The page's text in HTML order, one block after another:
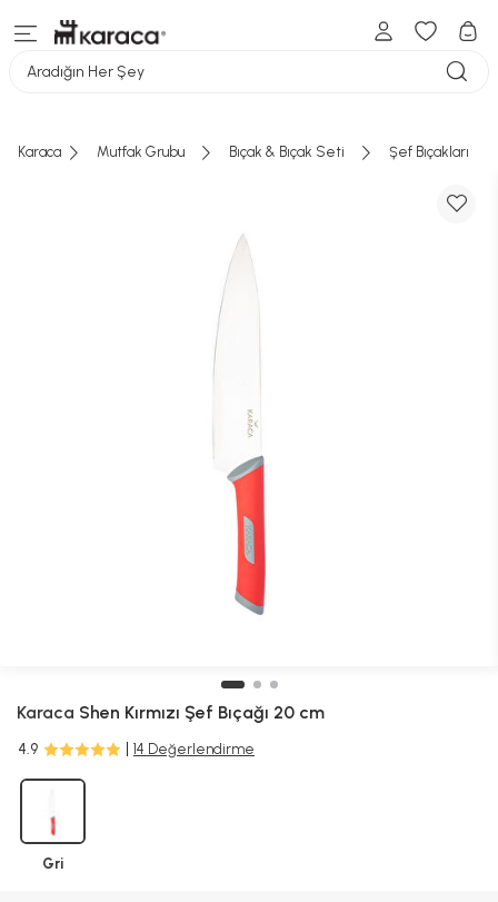
Aradığın Her Şey
Karaca Mutfak Grubu Bıçak & Bıçak Seti Şef Bıçakları
Karaca Shen Kırmızı Şef Bıçağı 20 cm
4.9 14 Değerlendirme
Gri